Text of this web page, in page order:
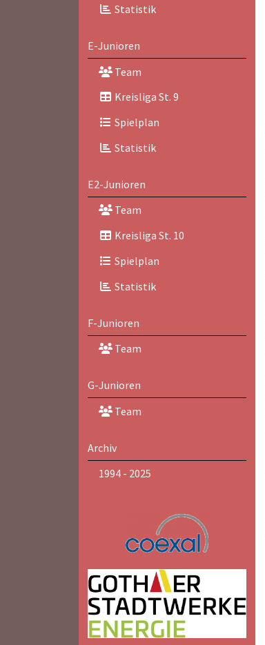
Statistik
E-Junioren
Team
Kreisliga St. 9
Spielplan
Statistik
E2-Junioren
Team
Kreisliga St. 10
Spielplan
Statistik
F-Junioren
Team
G-Junioren
Team
Archiv
1994 - 2025